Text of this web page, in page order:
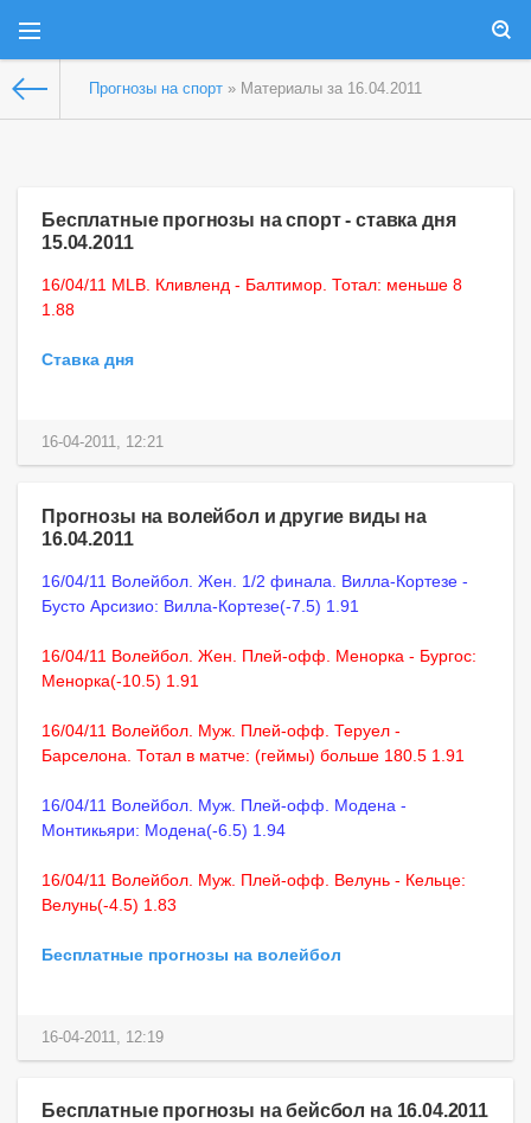
Прогнозы на спорт » Материалы за 16.04.2011
Бесплатные прогнозы на спорт - ставка дня
15.04.2011
16/04/11 MLB. Кливленд - Балтимор. Тотал: меньше 8
1.88
Ставка дня
16-04-2011, 12:21
Прогнозы на волейбол и другие виды на
16.04.2011
16/04/11 Волейбол. Жен. 1/2 финала. Вилла-Кортезе -
Бусто Арсизио: Вилла-Кортезе(-7.5) 1.91
16/04/11 Волейбол. Жен. Плей-офф. Менорка - Бургос:
Менорка(-10.5) 1.91
16/04/11 Волейбол. Муж. Плей-офф. Теруел -
Барселона. Тотал в матче: (геймы) больше 180.5 1.91
16/04/11 Волейбол. Муж. Плей-офф. Модена -
Монтикьяри: Модена(-6.5) 1.94
16/04/11 Волейбол. Муж. Плей-офф. Велунь - Кельце:
Велунь(-4.5) 1.83
Бесплатные прогнозы на волейбол
16-04-2011, 12:19
Бесплатные прогнозы на бейсбол на 16.04.2011